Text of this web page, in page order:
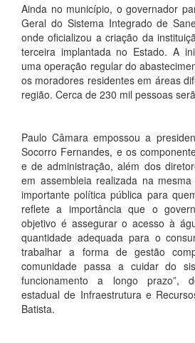
Ainda no município, o governador
Geral do Sistema Integrado de
onde oficializou a criação da
terceira implantada no Estado. A
uma operação regular do
os moradores residentes em áreas
região. Cerca de 230 mil pessoas
Paulo Câmara empossou a
Socorro Fernandes, e os
e de administração, além dos
em assembleia realizada na
importante política pública para
reflete a importância que o
objetivo é assegurar o acesso à
quantidade adequada para o
trabalhar a forma de gestão
comunidade passa a cuidar do
funcionamento a longo prazo”,
estadual de Infraestrutura e
Batista.